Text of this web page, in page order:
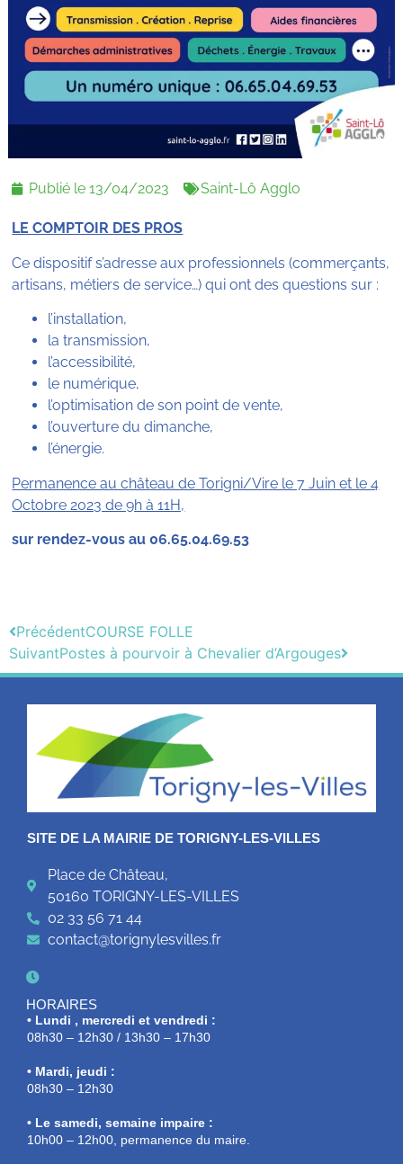
Publié le13/04/2023 Saint-Lô Agglo
LE COMPTOIR DES PROS
Ce dispositif s’adresse aux professionnels (commerçants,
artisans, métiers de service…) qui ont des questions sur :
l’installation,
la transmission,
l’accessibilité,
le numérique,
l’optimisation de son point de vente,
l’ouverture du dimanche,
l’énergie.
Permanence au château de Torigni/Vire le 7 Juin et le 4
Octobre 2023 de 9h à 11H,
sur rendez-vous au 06.65.04.69.53
PrécédentCOURSE FOLLE
SuivantPostes à pourvoir à Chevalier d’Argouges
SITE DE LA MAIRIE DE TORIGNY-LES-VILLES
Place de Château,
50160 TORIGNY-LES-VILLES
02 33 56 71 44
contact@torignylesvilles.fr
HORAIRES
• Lundi , mercredi et vendredi :
08h30 – 12h30 / 13h30 – 17h30
• Mardi, jeudi :
08h30 – 12h30
• Le samedi, semaine impaire :
10h00 – 12h00, permanence du maire.